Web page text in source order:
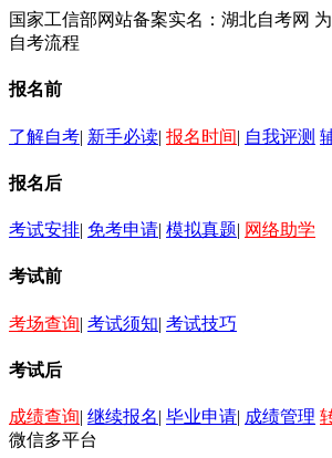
国家工信部网站备案实名：湖北自考网
自考流程
报名前
了解自考| 新手必读| 报名时间| 自我评测
报名后
考试安排| 免考申请| 模拟真题| 网络助学
考试前
考场查询| 考试须知| 考试技巧
考试后
成绩查询| 继续报名| 毕业申请| 成绩管理
微信多平台